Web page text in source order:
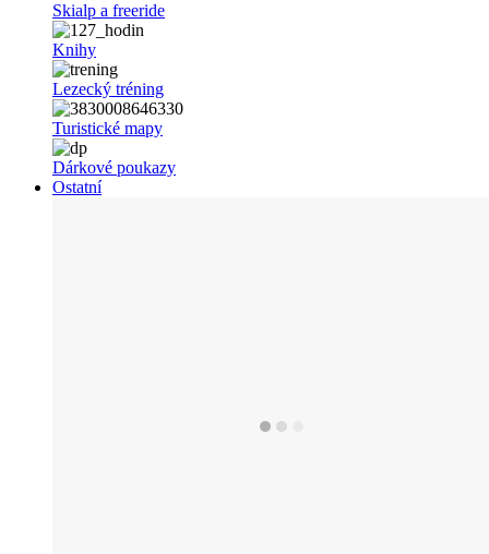
Skialp a freeride
Knihy
Lezecký tréning
Turistické mapy
Dárkové poukazy
Ostatní